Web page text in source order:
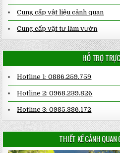
Cung cấp vật liệu cảnh quan
Cung cấp vật tư làm vườn
HỖ TRỢ
Hotline 1: 0886.259.759
Hotline 2: 0968.239.826
Hotline 3: 0985.386.172
THIẾT KẾ CẢNH QUAN